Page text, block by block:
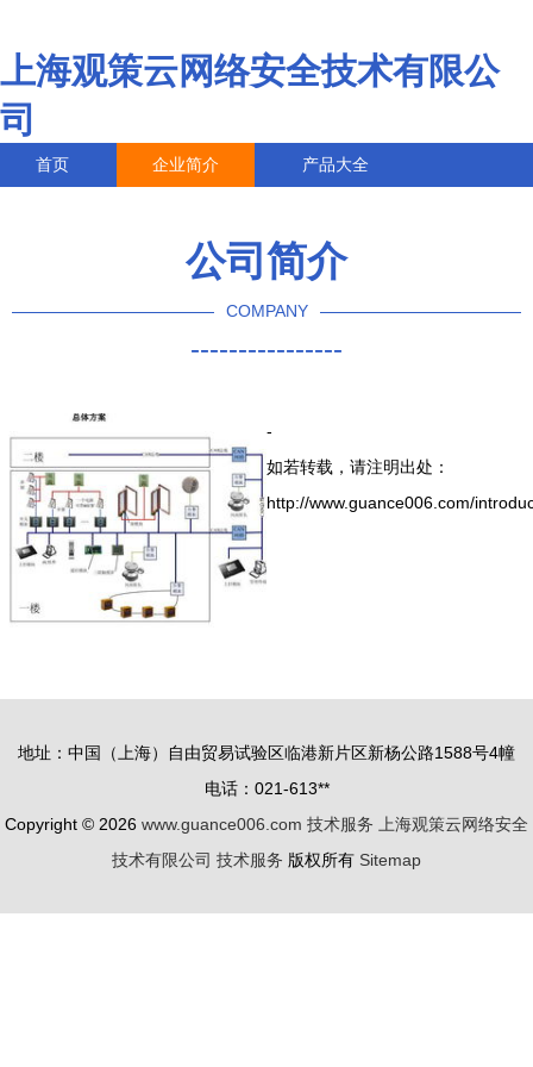
上海观策云网络安全技术有限公
司
首页 企业简介 产品大全
公司简介
COMPANY
----------------
-
如若转载，请注明出处：
http://www.guance006.com/
地址：中国（上海）自由贸易试验区临港新片区新杨公路1588号4幢
电话：021-613**
Copyright © 2026 www.guance006.com 技术服务
上海观策云网络安全
技术有限公司 技术服务 版权所有 Sitemap